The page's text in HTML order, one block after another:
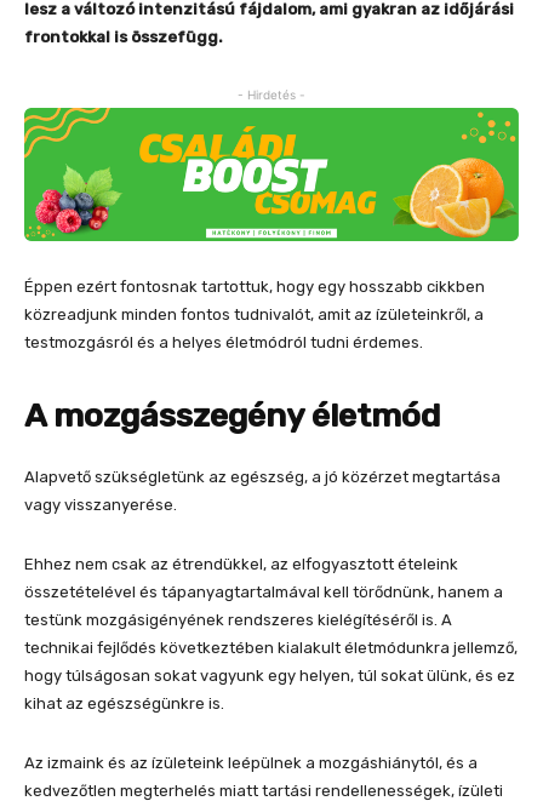
lesz a változó intenzitású fájdalom, ami gyakran az időjárási
frontokkal is összefügg.
- Hirdetés -
Éppen ezért fontosnak tartottuk, hogy egy hosszabb cikkben
közreadjunk minden fontos tudnivalót, amit az ízületeinkről, a
testmozgásról és a helyes életmódról tudni érdemes.
A mozgásszegény életmód
Alapvető szükségletünk az egészség, a jó közérzet megtartása
vagy visszanyerése.
Ehhez nem csak az étrendükkel, az elfogyasztott ételeink
összetételével és tápanyagtartalmával kell törődnünk, hanem a
testünk mozgásigényének rendszeres kielégítéséről is. A
technikai fejlődés következtében kialakult életmódunkra jellemző,
hogy túlságosan sokat vagyunk egy helyen, túl sokat ülünk, és ez
kihat az egészségünkre is.
Az izmaink és az ízületeink leépülnek a mozgáshiánytól, és a
kedvezőtlen megterhelés miatt tartási rendellenességek, ízületi